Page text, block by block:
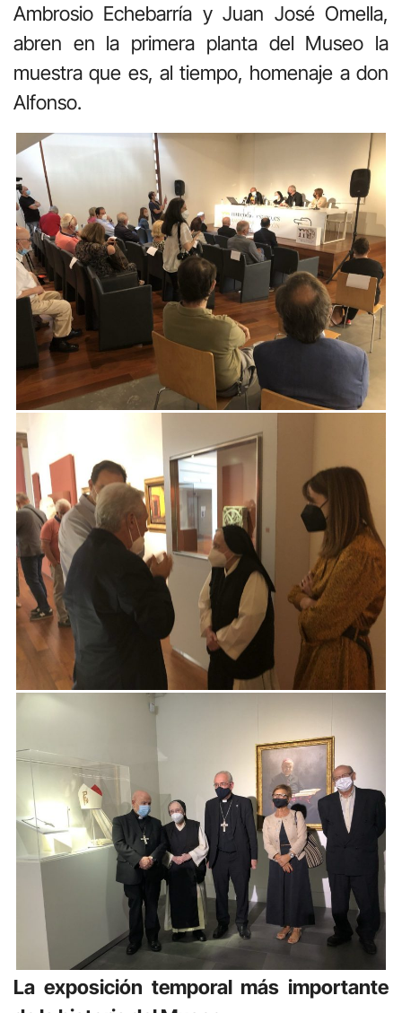
Ambrosio Echebarría y Juan José Omella,
abren en la primera planta del Museo la
muestra que es, al tiempo, homenaje a don
Alfonso.
La exposición temporal más importante